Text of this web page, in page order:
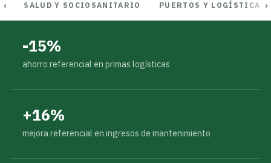
SALUD Y SOCIOSANITARIO PUERTOS Y LOGÍSTICA
-15%
ahorro referencial en primas logísticas
+16%
mejora referencial en ingresos de mantenimiento